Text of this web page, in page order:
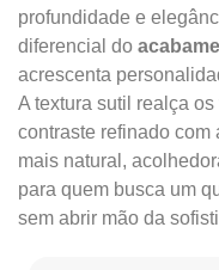
profundidade e
diferencial do
acrescenta
A textura sutil realça
contraste refinado com
mais natural,
para quem busca um
sem abrir mão da